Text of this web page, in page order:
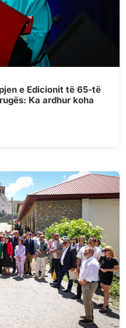
e Edicionit të 65-të
Ka ardhur koha